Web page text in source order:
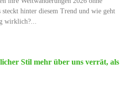
steckt hinter diesem Trend und wie geht
wirklich?